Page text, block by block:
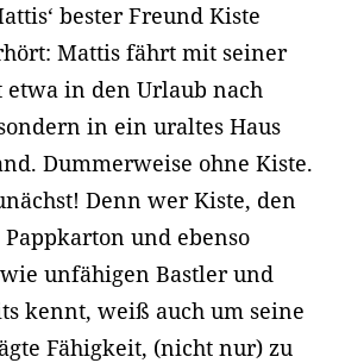
bester Freund Kiste
Mattis fährt mit seiner
in den Urlaub nach
in ein uraltes Haus
Dummerweise ohne Kiste.
Denn wer Kiste, den
und ebenso
unfähigen Bastler und
kennt, weiß auch um seine
Fähigkeit, (nicht nur) zu